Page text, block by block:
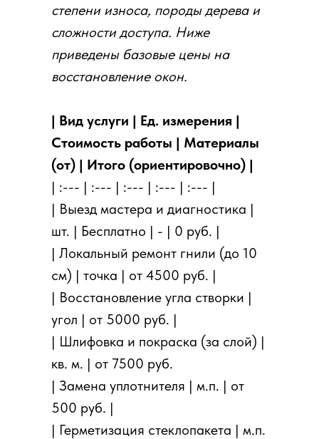
степени износа, породы дерева и
сложности доступа. Ниже
приведены базовые цены на
восстановление окон.
| Вид услуги | Ед. измерения |
Стоимость работы | Материалы
(от) | Итого (ориентировочно) |
| :--- | :--- | :--- | :--- | :--- |
| Выезд мастера и диагностика |
шт. | Бесплатно | - | 0 руб. |
| Локальный ремонт гнили (до 10
см) | точка | от 4500 руб. |
| Восстановление угла створки |
угол | от 5000 руб. |
| Шлифовка и покраска (за слой) |
кв. м. | от 7500 руб.
| Замена уплотнителя | м.п. | от
500 руб. |
| Герметизация стеклопакета | м.п.